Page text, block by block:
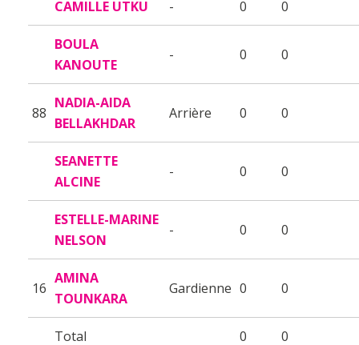
CAMILLE UTKU - 0 0
BOULA
KANOUTE
- 0 0
88
NADIA-AIDA
BELLAKHDAR
Arrière 0 0
SEANETTE
ALCINE
- 0 0
ESTELLE-MARINE
NELSON
- 0 0
16
AMINA
TOUNKARA
Gardienne 0 0
Total 0 0